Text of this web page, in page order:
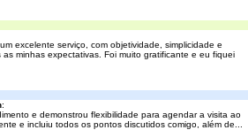
excelente serviço, com objetividade, simplicidade e
minhas expectativas. Foi muito gratificante e eu fiquei
:
e demonstrou flexibilidade para agendar a visita ao
e incluiu todos os pontos discutidos comigo, além de...